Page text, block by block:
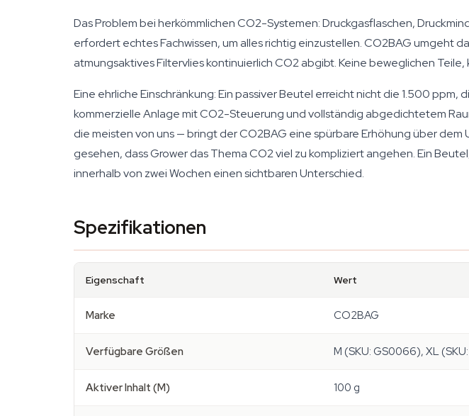
Das Problem bei herkömmlichen CO2-Systemen: Druckgasflaschen,
erfordert echtes Fachwissen, um alles richtig einzustellen. CO2BAG umgeht
atmungsaktives Filtervlies kontinuierlich CO2 abgibt. Keine beweglichen
Eine ehrliche Einschränkung: Ein passiver Beutel erreicht nicht die 1.500
kommerzielle Anlage mit CO2-Steuerung und vollständig abgedichtetem
die meisten von uns — bringt der CO2BAG eine spürbare Erhöhung über
gesehen, dass Grower das Thema CO2 viel zu kompliziert angehen. Ein
innerhalb von zwei Wochen einen sichtbaren Unterschied.
Spezifikationen
Eigenschaft Wert
Marke CO2BAG
Verfügbare Größen M (SKU: GS0066), XL
Aktiver Inhalt (M) 100 g